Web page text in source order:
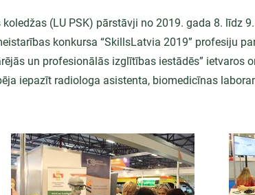
(LU PSK) pārstāvji no 2019. gada 8. līdz
konkursa “SkillsLatvia 2019” profesiju
un profesionālās izglītības iestādēs” ietvaros
iepazīt radiologa asistenta, biomedicīnas